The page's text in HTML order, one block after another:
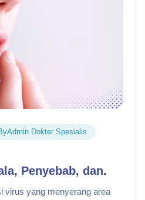
Admin Dokter Spesialis
Penyebab, dan.
virus yang menyerang area